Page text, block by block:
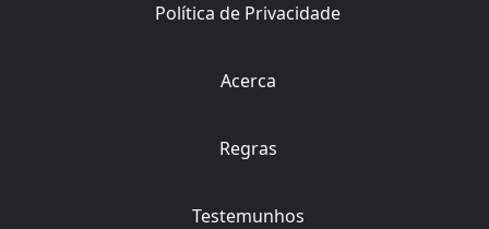
Política de Privacidade
Acerca
Regras
Testemunhos